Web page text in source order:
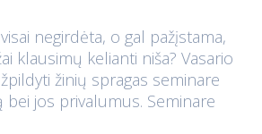
negirdėta, o gal pažįstama,
klausimų kelianti niša? Vasario
žinių spragas seminare
bei jos privalumus. Seminare